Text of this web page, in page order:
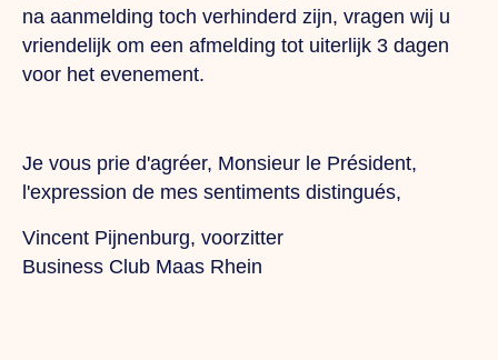
na aanmelding toch verhinderd zijn, vragen wij u
vriendelijk om een afmelding tot uiterlijk 3 dagen
voor het evenement.
Je vous prie d'agréer, Monsieur le Président,
l'expression de mes sentiments distingués,
Vincent Pijnenburg, voorzitter
Business Club Maas Rhein